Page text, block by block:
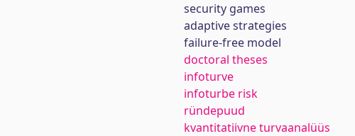
security games
adaptive strategies
failure-free model
doctoral theses
infoturve
infoturbe risk
ründepuud
kvantitatiivne turvaanalüüs